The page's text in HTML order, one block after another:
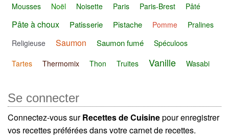
Mousses
Noël Noisette Paris Paris-Brest Pâté
Pâte à choux Patisserie Pistache Pomme
Pralines
Religieuse
Saumon Saumon fumé
Spéculoos
Tartes
Thermomix Thon Truites Vanille Wasabi
Se connecter
Connectez-vous surRecettes de Cuisinepour enregistrer
vos recettes préférées dans votre carnet de recettes.